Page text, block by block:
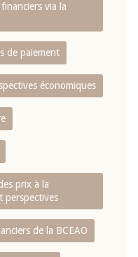
via la
de paiement
économiques
prix à la
perspectives
de la BCEAO